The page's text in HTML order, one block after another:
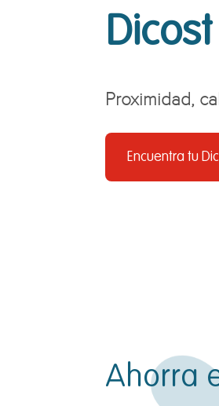
Dicost
Proximidad,
Encuentra tu
Ahorra